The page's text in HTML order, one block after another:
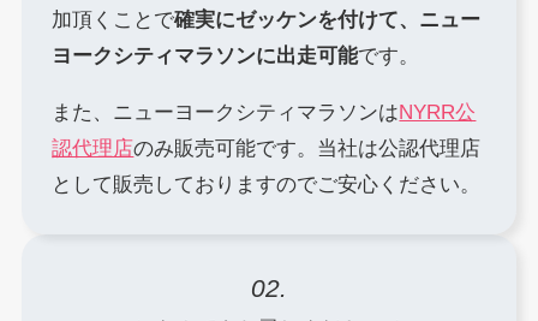
加頂くことで確実にゼッケンを付けて、ニュー
ヨークシティマラソンに出走可能です。
また、ニューヨークシティマラソンはNYRR公
認代理店のみ販売可能です。当社は公認代理店
として販売しておりますのでご安心ください。
02.